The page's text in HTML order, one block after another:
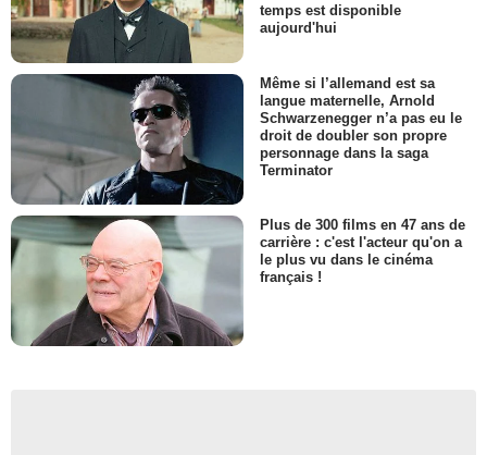
temps est disponible
aujourd'hui
Même si l’allemand est sa
langue maternelle, Arnold
Schwarzenegger n’a pas eu le
droit de doubler son propre
personnage dans la saga
Terminator
Plus de 300 films en 47 ans de
carrière : c'est l'acteur qu'on a
le plus vu dans le cinéma
français !